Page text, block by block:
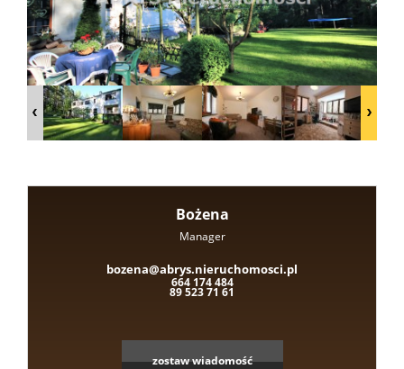
Domy
nad
Bożena
Manager
bozena@abrys.nieruchomosci.pl
664 174 484
89 523 71 61
zostaw wiadomość